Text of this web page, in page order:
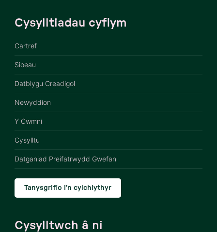
Cysylltiadau cyflym
Cartref
Sioeau
Datblygu Creadigol
Newyddion
Y Cwmni
Cysylltu
Datganiad Preifatrwydd Gwefan
Tanysgrifio i’n cylchlythyr
Cysylltwch â ni